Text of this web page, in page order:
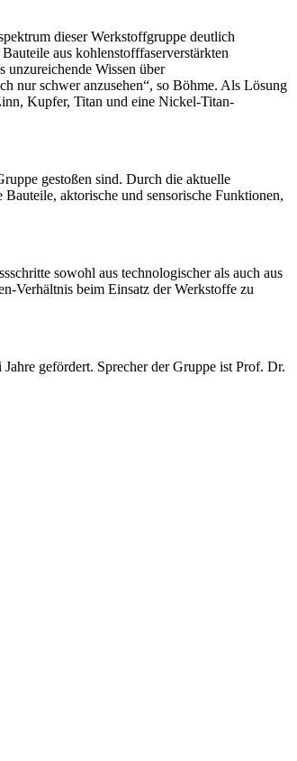
dieser Werkstoffgruppe deutlich
aus kohlenstofffaserverstärkten
Wissen über
nur schwer anzusehen“, so Böhme. Als Lösung
Kupfer, Titan und eine Nickel-Titan-
gestoßen sind. Durch die aktuelle
aktorische und sensorische Funktionen,
sowohl aus technologischer als auch aus
Verhältnis beim Einsatz der Werkstoffe zu
gefördert. Sprecher der Gruppe ist Prof. Dr.